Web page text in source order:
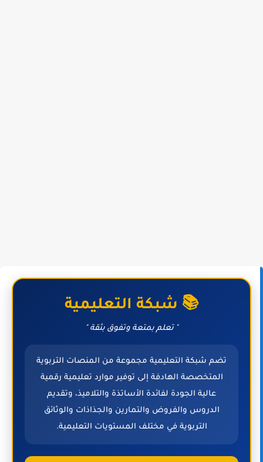
📚 شبكة التعليمية
" تعلم بمتعة وتفوق بثقة "
تضم شبكة التعليمية مجموعة من المنصات التربوية
المتخصصة الهادفة إلى توفير موارد تعليمية رقمية
عالية الجودة لفائدة الأساتذة والتلاميذ، وتقديم
الدروس والفروض والتمارين والجذاذات والوثائق
التربوية في مختلف المستويات التعليمية.